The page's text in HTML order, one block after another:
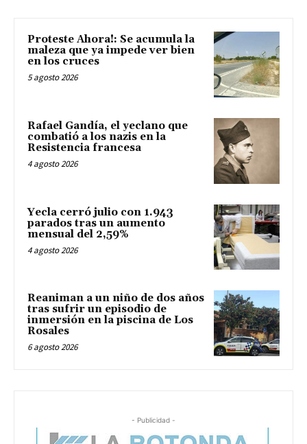
Proteste Ahora!: Se acumula la
maleza que ya impede ver bien
en los cruces
5 agosto 2026
Rafael Gandía, el yeclano que
combatió a los nazis en la
Resistencia francesa
4 agosto 2026
Yecla cerró julio con 1.943
parados tras un aumento
mensual del 2,59%
4 agosto 2026
Reaniman a un niño de dos años
tras sufrir un episodio de
inmersión en la piscina de Los
Rosales
6 agosto 2026
- Publicidad -